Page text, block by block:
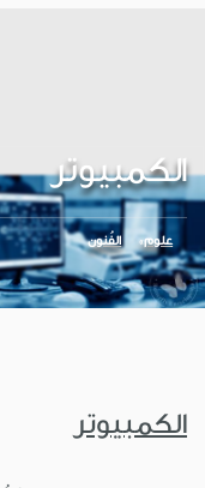
الكمبيوتر
علوم الفُنون
الكمبيوتر